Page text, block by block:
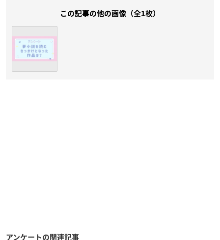
この記事の他の画像（全1枚）
アンケートの関連記事